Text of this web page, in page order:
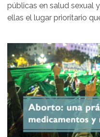
públicas en salud sexual
ellas el lugar prioritario